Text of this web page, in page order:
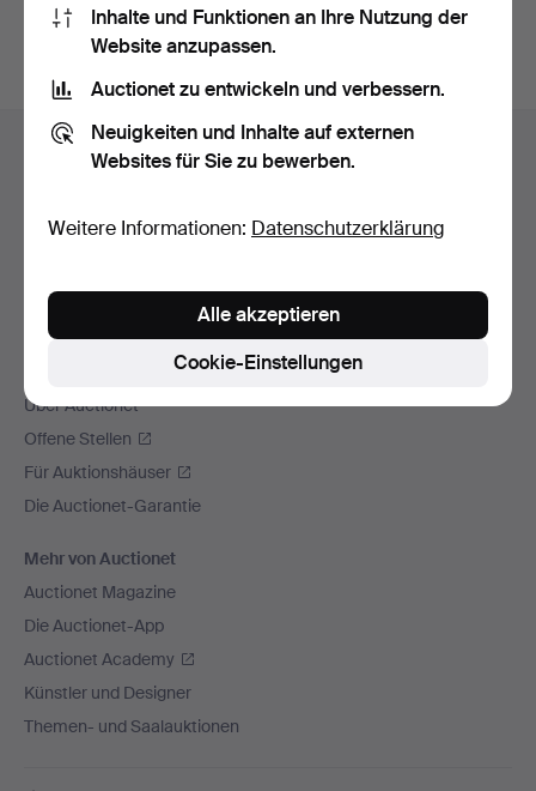
Fußzeilen-
Navigation
Hilfe und Kontakt
Alle Auktionshäuser
Über Auctionet
Offene Stellen
Für Auktionshäuser
Die Auctionet-Garantie
Mehr von Auctionet
Auctionet Magazine
Die Auctionet-App
Auctionet Academy
Künstler und Designer
Themen- und Saalauktionen
Inhalte und Funktionen an Ihre Nutzung der
Website anzupassen.
Auctionet zu entwickeln und verbessern.
Neuigkeiten und Inhalte auf externen
Websites für Sie zu bewerben.
Weitere Informationen: Datenschutzerklärung
Cookie-Einstellungen
Alle akzeptieren